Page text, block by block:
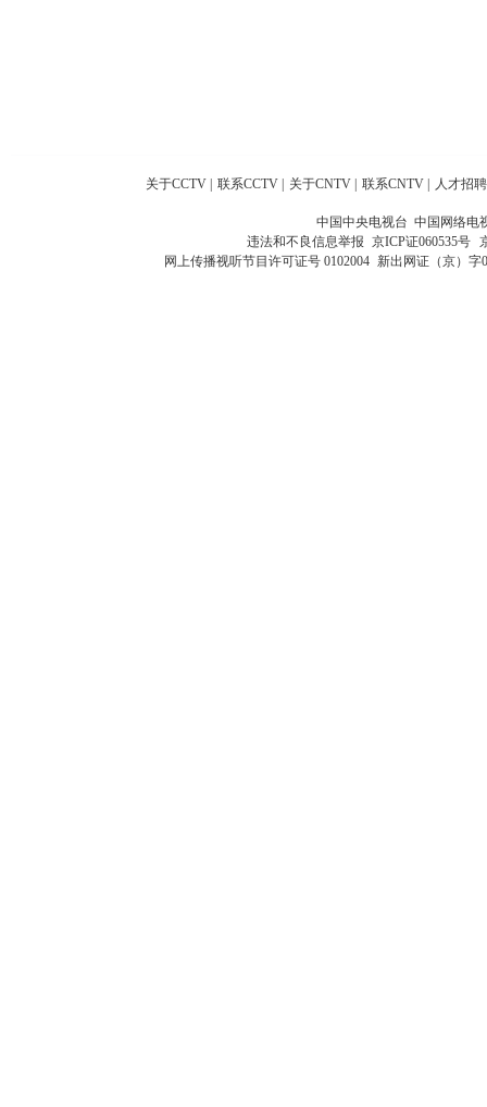
关于CCTV | 联系CCTV | 关于CNTV | 联系CNTV | 人才招聘
中国中央电视台 中国网络电
违法和不良信息举报 京ICP证060535号
网上传播视听节目许可证号 0102004 新出网证（京）